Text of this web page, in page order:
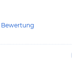
Bewertung